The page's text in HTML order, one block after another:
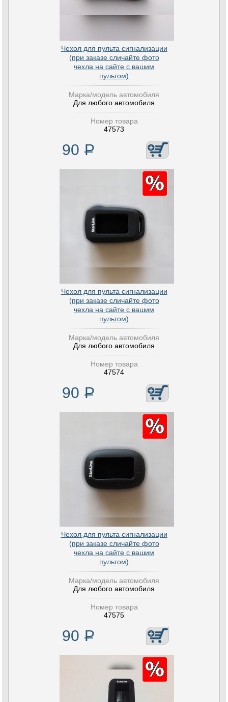
Чехол для пульта сигнализации
(при заказе сличайте фото
чехла на сайте с вашим
пультом)
Марка/модель автомобиля
Для любого автомобиля
Номер товара
47573
90 Р
Чехол для пульта сигнализации
(при заказе сличайте фото
чехла на сайте с вашим
пультом)
Марка/модель автомобиля
Для любого автомобиля
Номер товара
47574
90 Р
Чехол для пульта сигнализации
(при заказе сличайте фото
чехла на сайте с вашим
пультом)
Марка/модель автомобиля
Для любого автомобиля
Номер товара
47575
90 Р